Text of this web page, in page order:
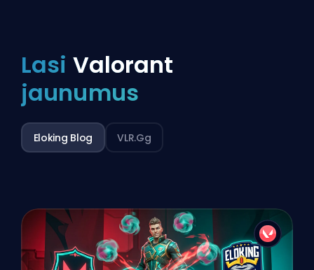
Lasi Valorant
jaunumus
Eloking Blog VLR.gg